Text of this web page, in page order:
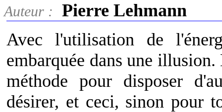
Auteur :
Pierre Lehmann
Avec l'utilisation de
embarquée dans une
méthode pour disposer
désirer, et ceci, sinon pour